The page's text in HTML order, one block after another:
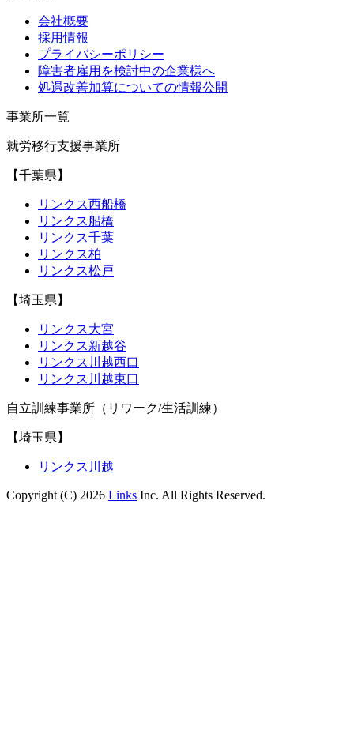
会社概要
採用情報
プライバシーポリシー
障害者雇用を検討中の企業様へ
処遇改善加算についての情報公開
事業所一覧
就労移行支援事業所
【千葉県】
リンクス西船橋
リンクス船橋
リンクス千葉
リンクス柏
リンクス松戸
【埼玉県】
リンクス大宮
リンクス新越谷
リンクス川越西口
リンクス川越東口
自立訓練事業所（リワーク/生活訓練）
【埼玉県】
リンクス川越
Copyright (C) 2026 Links Inc. All Rights Reserved.